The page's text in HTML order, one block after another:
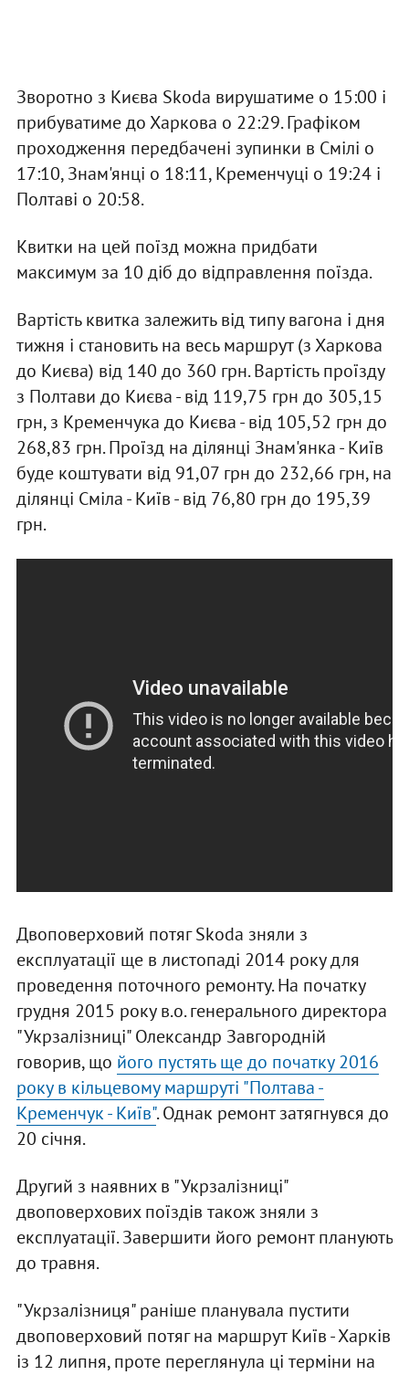
Зворотно з Києва Skoda вирушатиме о 15:00 і
прибуватиме до Харкова о 22:29. Графіком
проходження передбачені зупинки в Смілі о
17:10, Знам'янці о 18:11, Кременчуці о 19:24 і
Полтаві о 20:58.
Квитки на цей поїзд можна придбати
максимум за 10 діб до відправлення поїзда.
Вартість квитка залежить від типу вагона і дня
тижня і становить на весь маршрут (з Харкова
до Києва) від 140 до 360 грн. Вартість проїзду
з Полтави до Києва - від 119,75 грн до 305,15
грн, з Кременчука до Києва - від 105,52 грн до
268,83 грн. Проїзд на ділянці Знам'янка - Київ
буде коштувати від 91,07 грн до 232,66 грн, на
ділянці Сміла - Київ - від 76,80 грн до 195,39
грн.
Двоповерховий потяг Skoda зняли з
експлуатації ще в листопаді 2014 року для
проведення поточного ремонту. На початку
грудня 2015 року в.о. генерального директора
"Укрзалізниці" Олександр Завгородній
говорив, що його пустять ще до початку 2016
року в кільцевому маршруті "Полтава -
Кременчук - Київ". Однак ремонт затягнувся до
20 січня.
Другий з наявних в "Укрзалізниці"
двоповерхових поїздів також зняли з
експлуатації. Завершити його ремонт планують
до травня.
"Укрзалізниця" раніше планувала пустити
двоповерховий потяг на маршрут Київ - Харків
із 12 липня, проте переглянула ці терміни на